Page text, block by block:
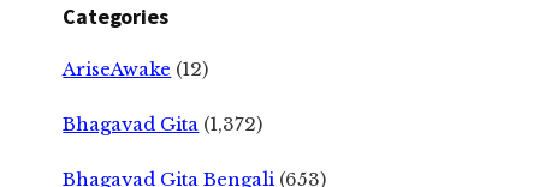
Categories
AriseAwake (12)
Bhagavad Gita (1,372)
Bhagavad Gita Bengali (653)